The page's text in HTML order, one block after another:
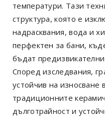
температури. Тази
структура, която е
надрасквания, вода и
перфектен за бани,
бъдат
Според изследвания,
устойчив на износване
традиционните
дълготрайност и